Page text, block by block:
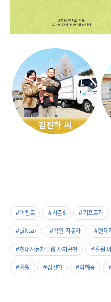
#이벤트 #시즌6 #기프트카
#giftcar #착한 자동차 #현대
#현대자동차그룹 사회공헌 #응원
#응원 #김진하 #박혜숙